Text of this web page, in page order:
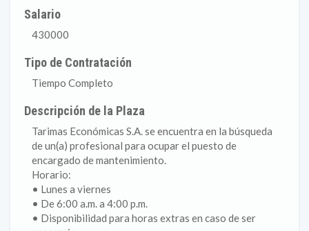
Salario
430000
Tipo de Contratación
Tiempo Completo
Descripción de la Plaza
Tarimas Económicas S.A. se encuentra en la búsqueda
de un(a) profesional para ocupar el puesto de
encargado de mantenimiento.
Horario:
• Lunes a viernes
• De 6:00 a.m. a 4:00 p.m.
• Disponibilidad para horas extras en caso de ser